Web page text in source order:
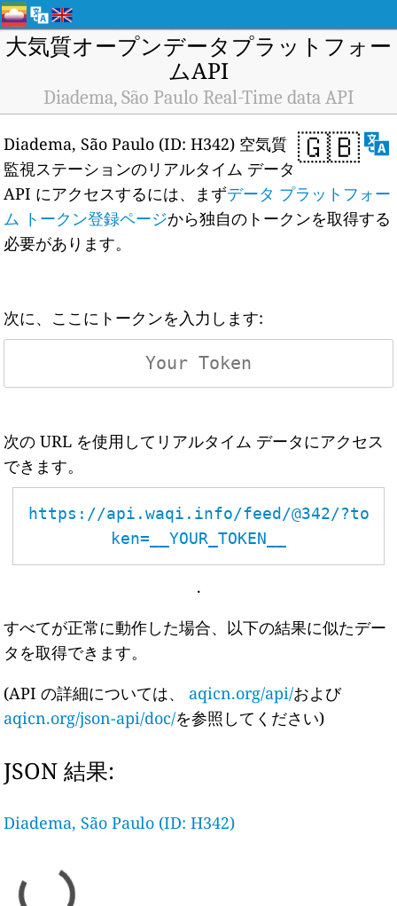
大気質オープンデータプラットフォー
ムAPI
Diadema, São Paulo Real-Time data API
🇬🇧
Diadema, São Paulo (ID: H342) 空気質
監視ステーションのリアルタイム データ
API にアクセスするには、まずデータ プラットフォー
ム トークン登録ページから独自のトークンを取得する
必要があります。
次に、ここにトークンを入力します:
次の URL を使用してリアルタイム データにアクセス
できます。
https://api.waqi.info/feed/@342/?to
ken=__YOUR_TOKEN__
.
すべてが正常に動作した場合、以下の結果に似たデー
タを取得できます。
(API の詳細については、 aqicn.org/api/および
aqicn.org/json-api/doc/を参照してください)
JSON 結果:
Diadema, São Paulo (ID: H342)